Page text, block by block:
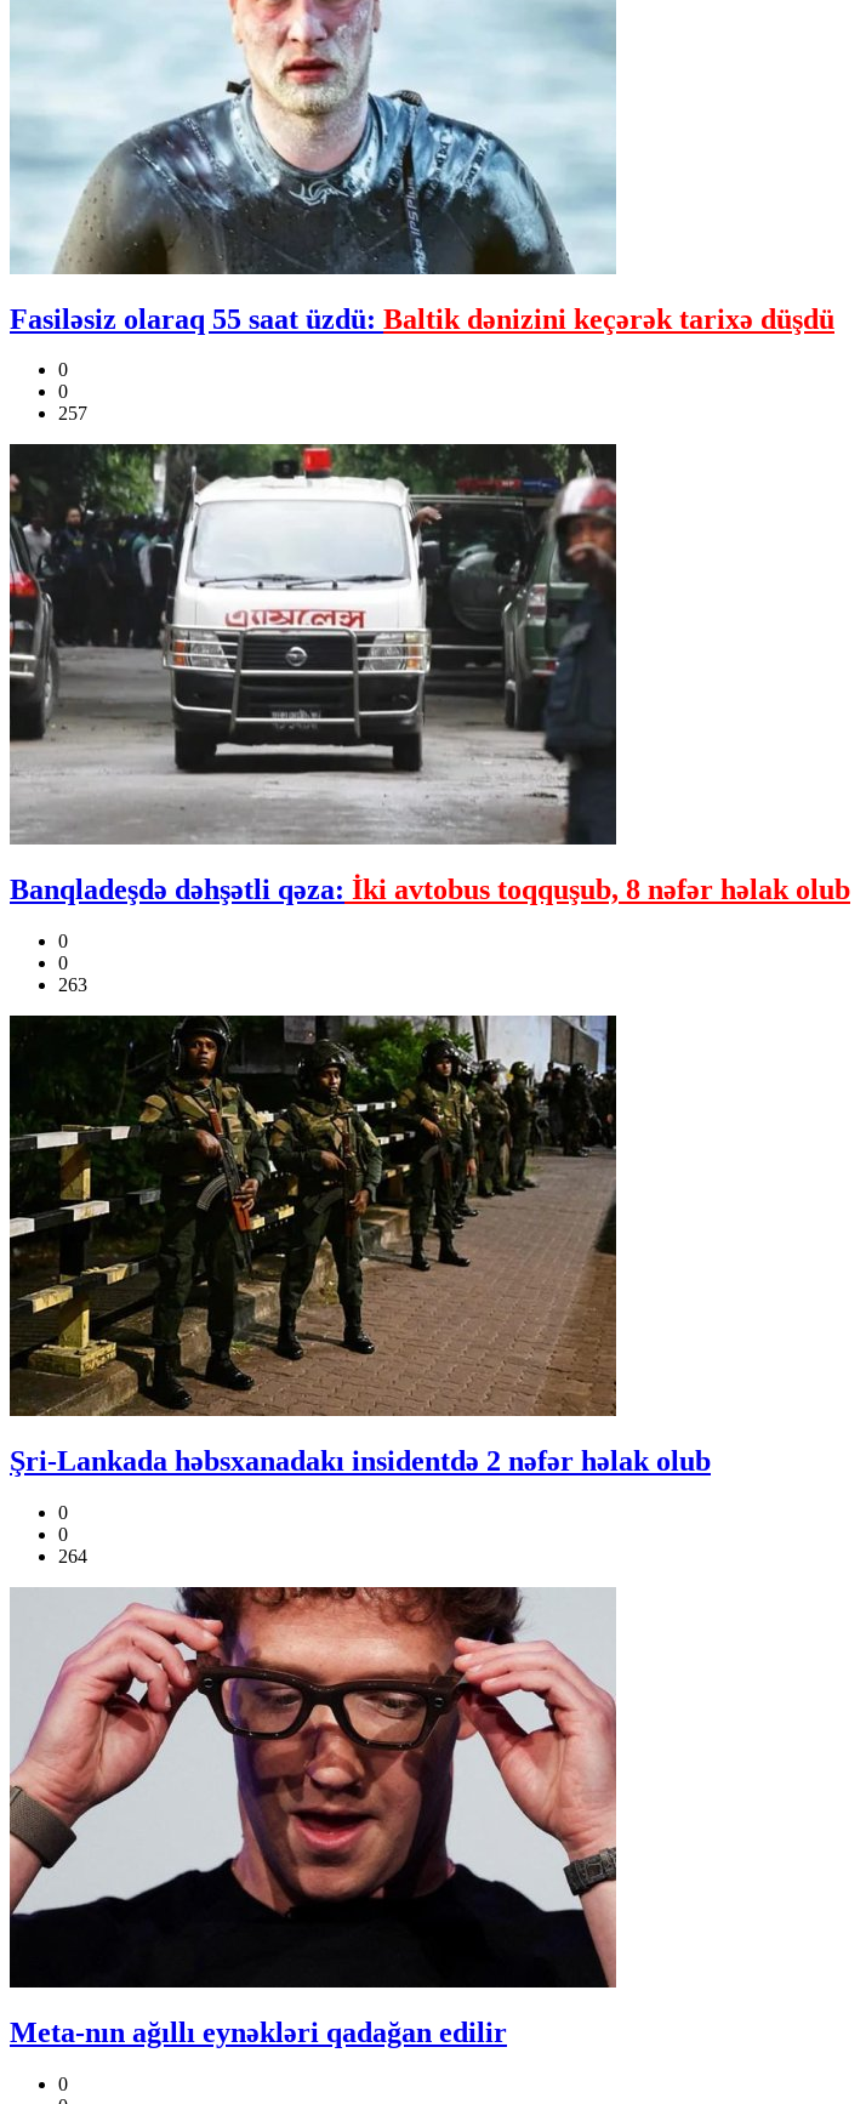
Fasiləsiz olaraq 55 saat üzdü: Baltik dənizini keçərək tarixə düşdü
0
0
257
Banqladeşdə dəhşətli qəza: İki avtobus toqquşub, 8 nəfər həlak olub
0
0
263
Şri-Lankada həbsxanadakı insidentdə 2 nəfər həlak olub
0
0
264
Meta-nın ağıllı eynəkləri qadağan edilir
0